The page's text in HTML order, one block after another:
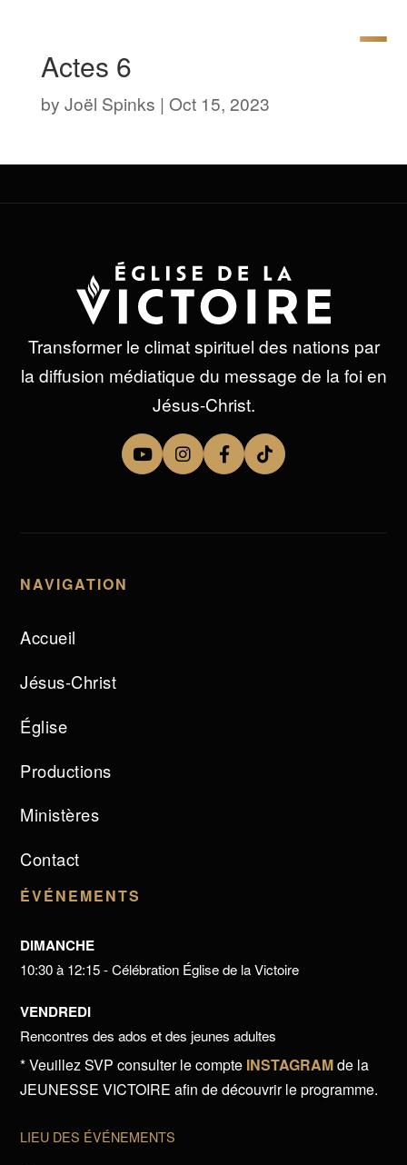
Actes 6
by Joël Spinks | Oct 15, 2023
Transformer le climat spirituel des nations par
la diffusion médiatique du message de la foi en
Jésus-Christ.
NAVIGATION
Accueil
Jésus-Christ
Église
Productions
Ministères
Contact
ÉVÉNEMENTS
DIMANCHE
10:30 à 12:15 - Célébration Église de la Victoire
VENDREDI
Rencontres des ados et des jeunes adultes
* Veuillez SVP consulter le compte INSTAGRAMde la
JEUNESSE VICTOIRE afin de découvrir le programme.
LIEU DES ÉVÉNEMENTS